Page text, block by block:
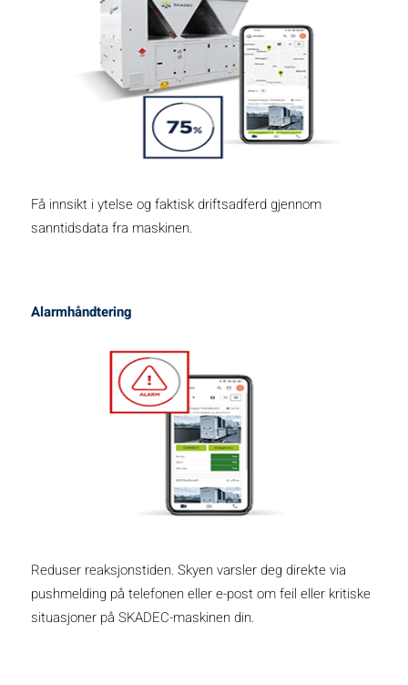
Få innsikt i ytelse og faktisk driftsadferd gjennom
sanntidsdata fra maskinen.
Alarmhåndtering
Reduser reaksjonstiden. Skyen varsler deg direkte via
pushmelding på telefonen eller e-post om feil eller kritiske
situasjoner på SKADEC-maskinen din.